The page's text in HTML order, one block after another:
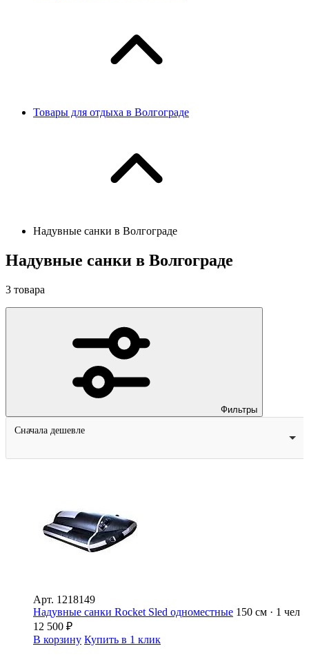
Товары для отдыха в Волгограде
Надувные санки в Волгограде
Надувные санки в Волгограде
3 товара
Фильтры
Сначала дешевле
Арт. 1218149
Надувные санки Rocket Sled одноместные 150 см · 1 чел
12 500 ₽
В корзину Купить в 1 клик